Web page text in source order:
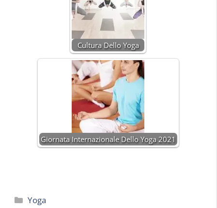
Cultura Dello Yoga
Giornata Internazionale Dello Yoga 2021
Categorie
Yoga